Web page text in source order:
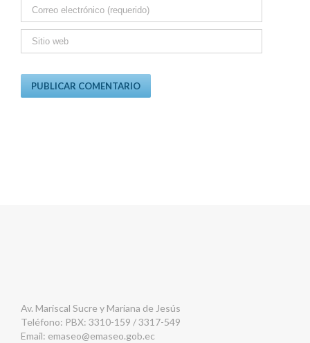
Av. Mariscal Sucre y Mariana de Jesús
Teléfono: PBX: 3310-159 / 3317-549
Email: emaseo@emaseo.gob.ec